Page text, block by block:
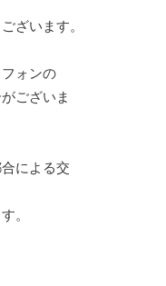
ざいます。
ォンの
ございま
による交
。